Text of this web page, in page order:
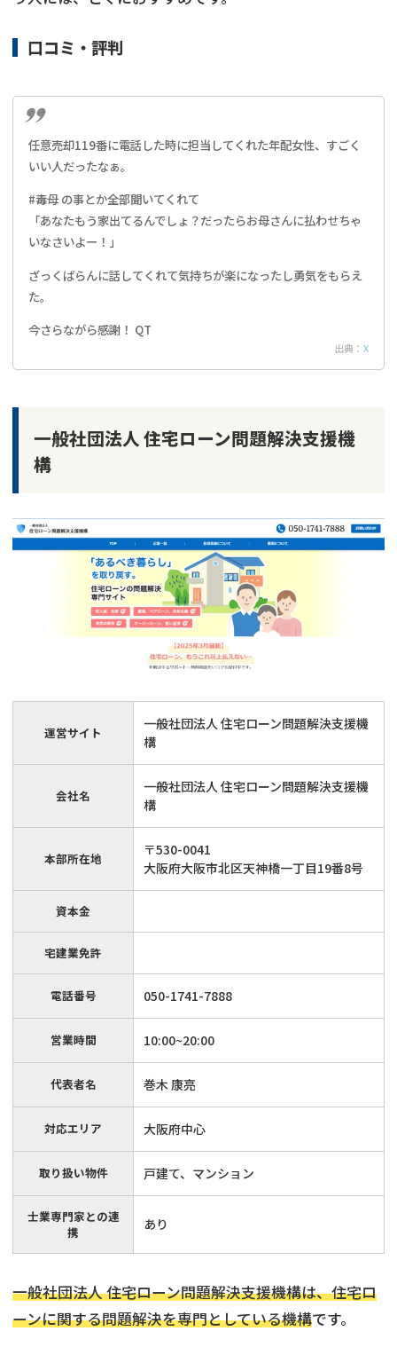
口コミ・評判
任意売却119番に電話した時に担当してくれた年配女性、すごく
いい人だったなぁ。
#毒母 の事とか全部聞いてくれて
「あなたもう家出てるんでしょ？だったらお母さんに払わせちゃ
いなさいよー！」
ざっくばらんに話してくれて気持ちが楽になったし勇気をもらえ
た。
今さらながら感謝！ QT
出典：X
一般社団法人 住宅ローン問題解決支援機
構
運営サイト
一般社団法人 住宅ローン問題解決支援機
構
会社名
一般社団法人 住宅ローン問題解決支援機
構
本部所在地
〒530-0041
大阪府大阪市北区天神橋一丁目19番8号
資本金
宅建業免許
電話番号 050-1741-7888
営業時間 10:00~20:00
代表者名 巻木 康亮
対応エリア 大阪府中心
取り扱い物件 戸建て、マンション
士業専門家との連
携
あり
一般社団法人 住宅ローン問題解決支援機構は、住宅ロ
ーンに関する問題解決を専門としている機構です。